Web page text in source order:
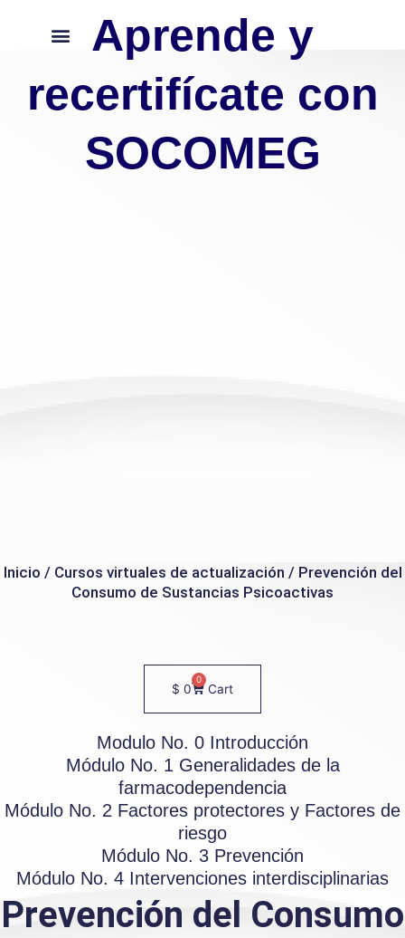
Aprende y
recertifícate con
SOCOMEG
Inicio / Cursos virtuales de actualización / Prevención del
Consumo de Sustancias Psicoactivas
$ 0
0
Cart
Modulo No. 0 Introducción
Módulo No. 1 Generalidades de la
farmacodependencia
Módulo No. 2 Factores protectores y Factores de
riesgo
Módulo No. 3 Prevención
Módulo No. 4 Intervenciones interdisciplinarias
Prevención del Consumo
Consumo